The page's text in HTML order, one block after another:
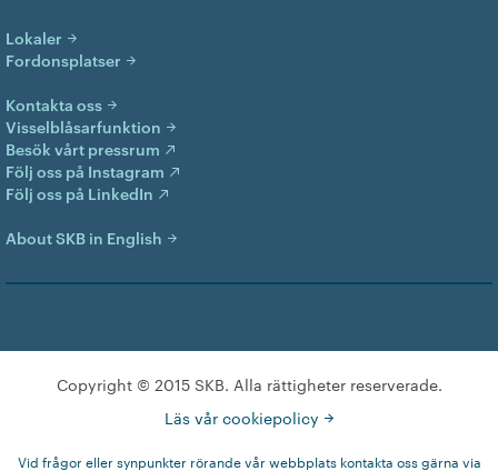
Lokaler
Fordonsplatser
Kontakta oss
Visselblåsarfunktion
Besök vårt pressrum
Följ oss på Instagram
Följ oss på LinkedIn
About SKB in English
Copyright © 2015 SKB. Alla rättigheter reserverade.
Läs vår cookiepolicy
Vid frågor eller synpunkter rörande vår webbplats kontakta oss gärna via